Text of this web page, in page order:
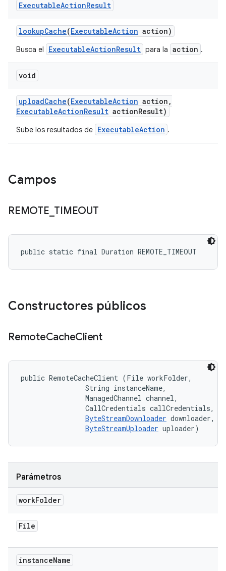
ExecutableActionResult
lookupCache(ExecutableAction action)
Busca el ExecutableActionResult para la action .
void
uploadCache(ExecutableAction action ,
ExecutableActionResult actionResult)
Sube los resultados de ExecutableAction .
Campos
REMOTE TIMEOUT
public static final Duration REMOTE_TIMEOUT
Constructores públicos
RemoteCacheClient
public RemoteCacheClient (File workFolder,
                String instanceName,
                ManagedChannel channel,
                CallCredentials callCredentials,
ByteStreamDownloader downloader,
ByteStreamUploader uploader)
Parámetros
workFolder
File
instanceName